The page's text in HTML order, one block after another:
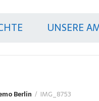
UNSERE
Berlin IMG_8753